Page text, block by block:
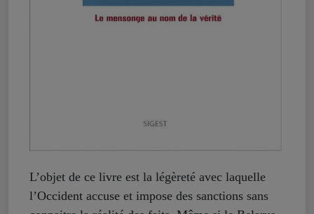
L’objet de ce livre est la légèreté avec laquelle
l’Occident accuse et impose des sanctions sans